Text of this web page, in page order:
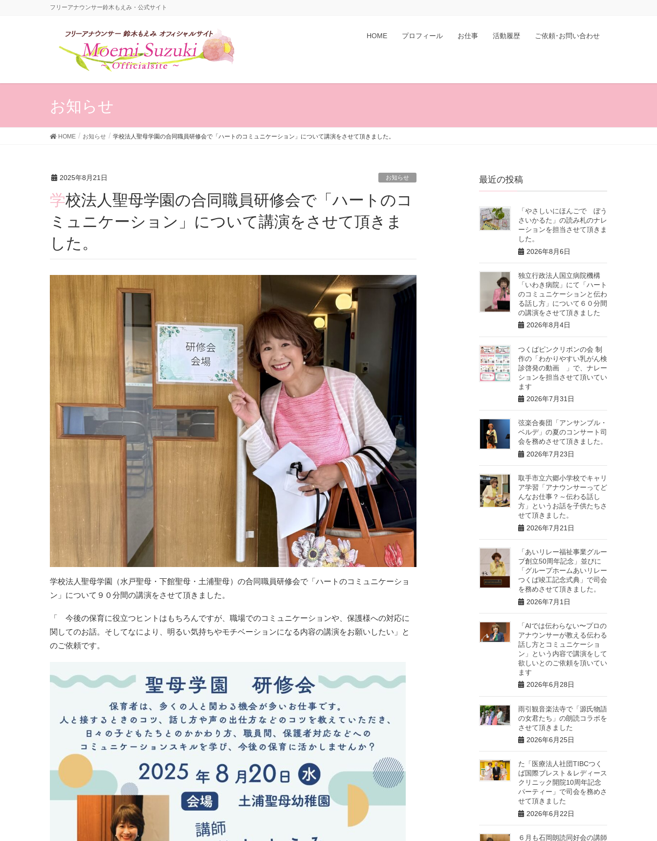
フリーアナウンサー鈴木もえみ・公式サイト
HOME プロフィール お仕事 活動履歴 ご依頼･お問い合わせ
お知らせ
HOME お知らせ 学校法人聖母学園の合同職員研修会で「ハートのコミュニケーション」について講演をさせて頂きました。
2025年8月21日 お知らせ
学校法人聖母学園の合同職員研修会で「ハートのコ
ミュニケーション」について講演をさせて頂きま
した。
学校法人聖母学園（水戸聖母・下館聖母・土浦聖母）の合同職員研修会で「ハートのコミュニケーショ
ン」について９０分間の講演をさせて頂きました。
「 今後の保育に役立つヒントはもちろんですが、職場でのコミュニケーションや、保護様への対応に
関してのお話。そしてなにより、明るい気持ちやモチベーションになる内容の講演をお願いしたい」と
のご依頼です。
最近の投稿
「やさしいにほんごで ぼう
さいかるた」の読み札のナレ
ーションを担当させて頂きま
した。
2026年8月6日
独立行政法人国立病院機構
「いわき病院」にて「ハート
のコミュニケーションと伝わ
る話し方」について６０分間
の講演をさせて頂きました
2026年8月4日
つくばピンクリボンの会 制
作の「わかりやすい乳がん検
診啓発の動画 」で、ナレー
ションを担当させて頂いてい
ます
2026年7月31日
弦楽合奏団「アンサンブル・
ベルデ」の夏のコンサート司
会を務めさせて頂きました。
2026年7月23日
取手市立六郷小学校でキャリ
ア学習「アナウンサーってど
んなお仕事？～伝わる話し
方」というお話を子供たちさ
せて頂きました。
2026年7月21日
「あいリレー福祉事業グルー
プ創立50周年記念」並びに
「グループホームあいリレー
つくば竣工記念式典」で司会
を務めさせて頂きました。
2026年7月1日
「AIでは伝わらない〜プロの
アナウンサーが教える伝わる
話し方とコミュニケーショ
ン」という内容で講演をして
欲しいとのご依頼を頂いてい
ます
2026年6月28日
雨引観音楽法寺で「源氏物語
の女君たち」の朗読コラボを
させて頂きました
2026年6月25日
た「医療法人社団TIBCつく
ば国際ブレスト＆レディース
クリニック開院10周年記念
パーティー」で司会を務めさ
せて頂きました
2026年6月22日
６月も石岡朗読同好会の講師